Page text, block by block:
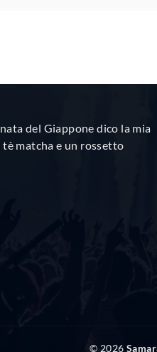
del Giappone dico la mia
matcha e un rossetto
© 2026